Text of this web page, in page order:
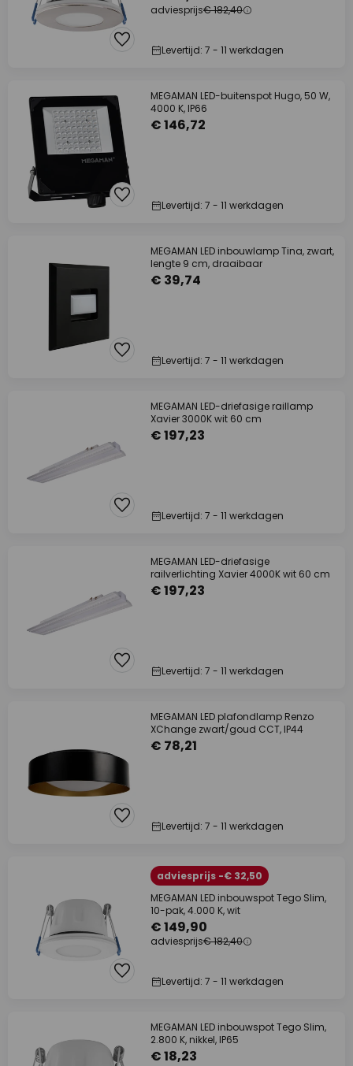
adviesprijs€ 182,40
Levertijd: 7 - 11 werkdagen
MEGAMAN LED-buitenspot Hugo, 50 W,
4000 K, IP66
€ 146,72
Levertijd: 7 - 11 werkdagen
MEGAMAN LED inbouwlamp Tina, zwart,
lengte 9 cm, draaibaar
€ 39,74
Levertijd: 7 - 11 werkdagen
MEGAMAN LED-driefasige raillamp
Xavier 3000K wit 60 cm
€ 197,23
Levertijd: 7 - 11 werkdagen
MEGAMAN LED-driefasige
railverlichting Xavier 4000K wit 60 cm
€ 197,23
Levertijd: 7 - 11 werkdagen
MEGAMAN LED plafondlamp Renzo
XChange zwart/goud CCT, IP44
€ 78,21
Levertijd: 7 - 11 werkdagen
adviesprijs -€ 32,50
MEGAMAN LED inbouwspot Tego Slim,
10-pak, 4.000 K, wit
€ 149,90
adviesprijs€ 182,40
Levertijd: 7 - 11 werkdagen
MEGAMAN LED inbouwspot Tego Slim,
2.800 K, nikkel, IP65
€ 18,23